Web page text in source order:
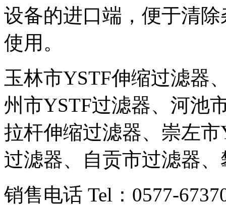
设备的进口端，便于清
使用。
玉林市YSTF伸缩过滤器
州市YSTF过滤器、河池
拉杆伸缩过滤器、崇左
过滤器、自贡市过滤器
销售电话 Tel：0577-